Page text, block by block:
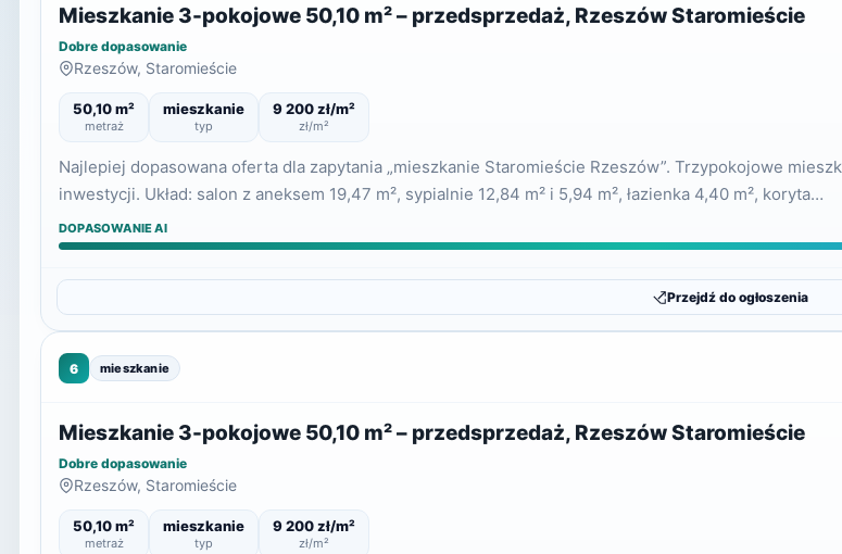
Mieszkanie 3-pokojowe 50,10 m² – przedsprzedaż, Rzeszów Staromieście
Dobre dopasowanie
Rzeszów, Staromieście
50,10 m²
metraż
mieszkanie
typ
9 200 zł/m²
zł/m²
Najlepiej dopasowana oferta dla zapytania „mieszkanie Staromieście Rzeszów”. Trzypokojowe
inwestycji. Układ: salon z aneksem 19,47 m², sypialnie 12,84 m² i 5,94 m², łazienka 4,40 m², koryta…
DOPASOWANIE AI
Przejdź do ogłoszenia
6 mieszkanie
Mieszkanie 3-pokojowe 50,10 m² – przedsprzedaż, Rzeszów Staromieście
Dobre dopasowanie
Rzeszów, Staromieście
50,10 m²
metraż
mieszkanie
typ
9 200 zł/m²
zł/m²